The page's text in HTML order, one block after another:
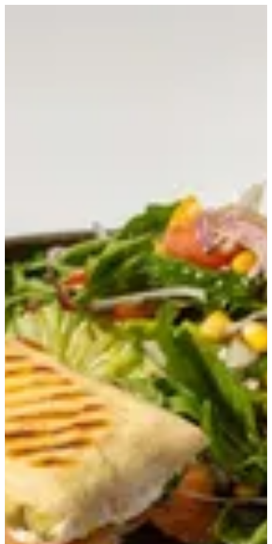
تسجيل الدخول
EN
Salmon Panini
416 ج.م
تعليمات خاصة
Salmon Panini | Croissant D Alexia